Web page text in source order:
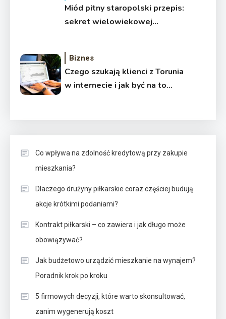
Miód pitny staropolski przepis:
sekret wielowiekowej
Biznes
Czego szukają klienci z Torunia
w internecie i jak być na to
Co wpływa na zdolność kredytową przy zakupie
mieszkania?
Dlaczego drużyny piłkarskie coraz częściej budują
akcje krótkimi podaniami?
Kontrakt piłkarski – co zawiera i jak długo może
obowiązywać?
Jak budżetowo urządzić mieszkanie na wynajem?
Poradnik krok po kroku
5 firmowych decyzji, które warto skonsultować,
zanim wygenerują koszt